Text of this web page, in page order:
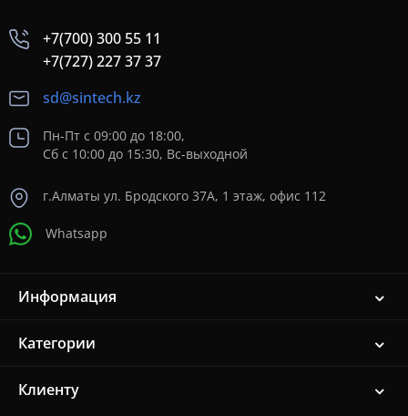
+7(700) 300 55 11
+7(727) 227 37 37
sd@sintech.kz
Пн-Пт с 09:00 до 18:00,
Сб с 10:00 до 15:30, Вс-выходной
г.Алматы ул. Бродского 37A, 1 этаж, офис 112
Whatsapp
Информация
Категории
Клиенту